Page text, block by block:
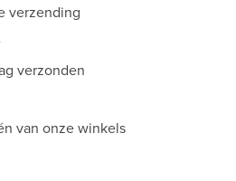
verzending
verzonden
van onze winkels